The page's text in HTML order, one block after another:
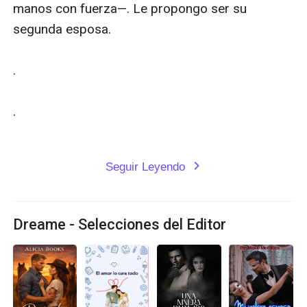
manos con fuerza—. Le propongo ser su
segunda esposa.
.
.
Seguir Leyendo expand_more
Dreame - Selecciones del Editor